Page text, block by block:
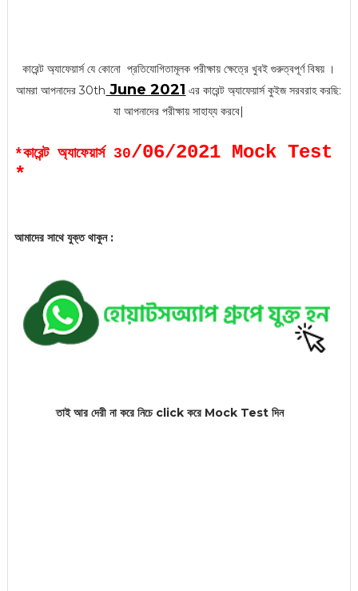
কারেন্ট অ্যাফেয়ার্সযে কোনো প্রতিযোগিতামূলক পরীক্ষায় ক্ষেত্রে খুবই গুরুত্বপূর্ণ বিষয় ।
আমরা আপনাদের 30th June 2021 এর কারেন্ট অ্যাফেয়ার্স কুইজ সরবরাহ করছি:
যা আপনাদেরপরীক্ষায় সাহায্য করবে|
*কারেন্ট অ্যাফেয়ার্স 30/06/2021 Mock Test
*
আমাদের সাথে যুক্ত থাকুন :
তাই আর দেরী না করে নিচে click করে Mock Test দিন